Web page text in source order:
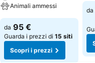
Animali ammessi
da 95 €
Guarda i prezzi di 15 siti
Scopri i prezzi
da